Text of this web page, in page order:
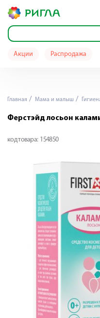
Акции Распродажа
Главная Мама и малыш
Ферстэйд лосьон
код товара: 154850